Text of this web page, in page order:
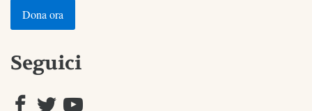
Dona ora
Seguici